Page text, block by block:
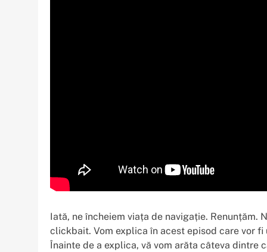
Iată, ne încheiem viața de navigație.
clickbait. Vom explica în acest episod care vor fi
Înainte de a explica, vă vom arăta câteva dintre